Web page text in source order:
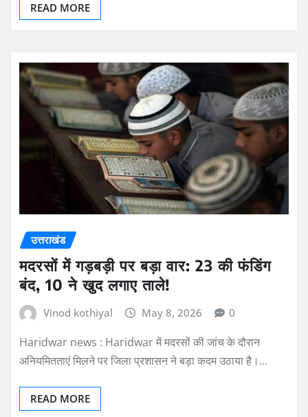
READ MORE
उत्तराखंड
मदरसों में गड़बड़ी पर बड़ा वार: 23 की फंडिंग
बंद, 10 ने खुद लगाए ताले!
Vinod kothiyal May 8, 2026 0
Haridwar news : Haridwar में मदरसों की जांच के दौरान
अनियमितताएं मिलने पर जिला प्रशासन ने बड़ा कदम उठाया है।…
READ MORE